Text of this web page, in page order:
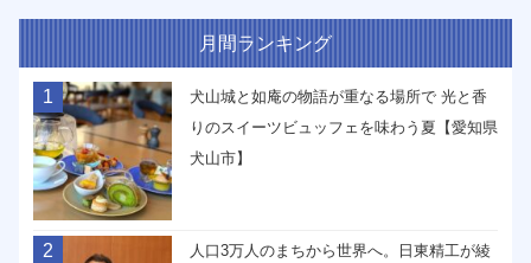
月間ランキング
1
犬山城と如庵の物語が重なる場所で 光と香
りのスイーツビュッフェを味わう夏【愛知県
犬山市】
2
人口3万人のまちから世界へ。日東精工が綾